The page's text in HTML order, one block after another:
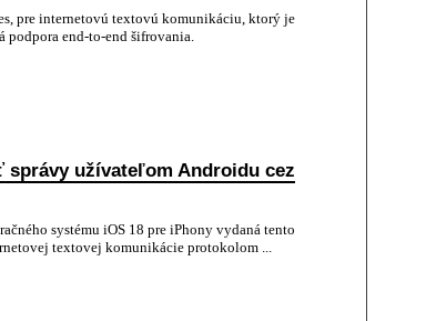
pre internetovú textovú komunikáciu, ktorý je
podpora end-to-end šifrovania.
užívateľom Androidu cez
systému iOS 18 pre iPhony vydaná tento
textovej komunikácie protokolom ...